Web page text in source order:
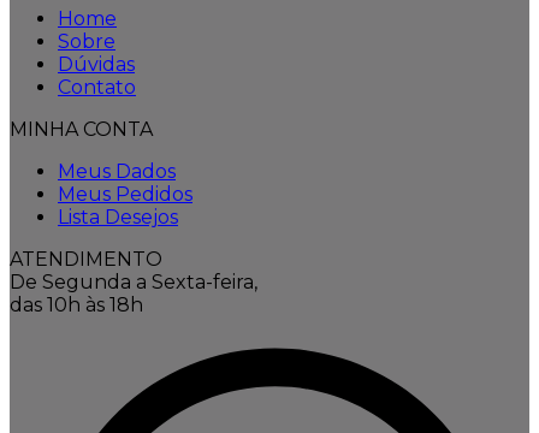
Home
Sobre
Dúvidas
Contato
MINHA CONTA
Meus Dados
Meus Pedidos
Lista Desejos
ATENDIMENTO
De Segunda a Sexta-feira,
das 10h às 18h